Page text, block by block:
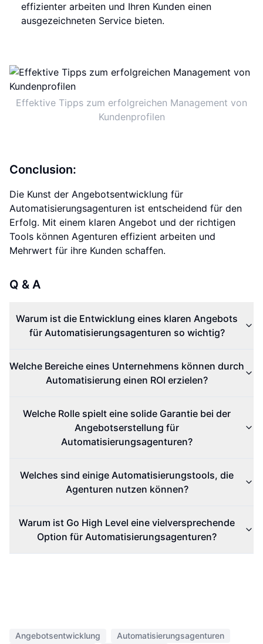
effizienter arbeiten und Ihren Kunden einen
ausgezeichneten Service bieten.
Effektive Tipps zum erfolgreichen Management von
Kundenprofilen
Conclusion:
Die Kunst der Angebotsentwicklung für
Automatisierungsagenturen ist entscheidend für den
Erfolg. Mit einem klaren Angebot und der richtigen
Tools können Agenturen effizient arbeiten und
Mehrwert für ihre Kunden schaffen.
Q & A
Warum ist die Entwicklung eines klaren Angebots
für Automatisierungsagenturen so wichtig?
Welche Bereiche eines Unternehmens können durch
Automatisierung einen ROI erzielen?
Welche Rolle spielt eine solide Garantie bei der
Angebotserstellung für
Automatisierungsagenturen?
Welches sind einige Automatisierungstools, die
Agenturen nutzen können?
Warum ist Go High Level eine vielversprechende
Option für Automatisierungsagenturen?
Angebotsentwicklung
Automatisierungsagenturen